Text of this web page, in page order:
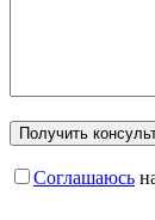
Соглашаюсь